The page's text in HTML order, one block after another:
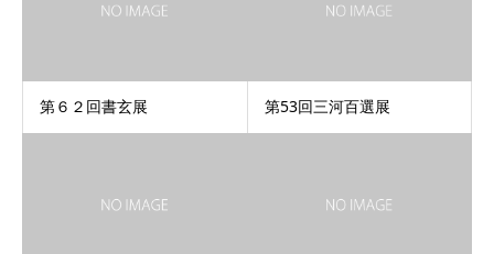
第６２回書玄展 第53回三河百選展